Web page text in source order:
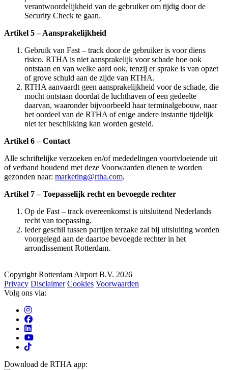
verantwoordelijkheid van de gebruiker om tijdig door de
Security Check te gaan.
Artikel 5 – Aansprakelijkheid
Gebruik van Fast – track door de gebruiker is voor diens
risico. RTHA is niet aansprakelijk voor schade hoe ook
ontstaan en van welke aard ook, tenzij er sprake is van opzet
of grove schuld aan de zijde van RTHA.
RTHA aanvaardt geen aansprakelijkheid voor de schade, die
mocht ontstaan doordat de luchthaven of een gedeelte
daarvan, waaronder bijvoorbeeld haar terminalgebouw, naar
het oordeel van de RTHA of enige andere instantie tijdelijk
niet ter beschikking kan worden gesteld.
Artikel 6 – Contact
Alle schriftelijke verzoeken en/of mededelingen voortvloeiende uit
of verband houdend met deze Voorwaarden dienen te worden
gezonden naar: marketing@rtha.com.
Artikel 7 – Toepasselijk recht en bevoegde rechter
Op de Fast – track overeenkomst is uitsluitend Nederlands
recht van toepassing.
Ieder geschil tussen partijen terzake zal bij uitsluiting worden
voorgelegd aan de daartoe bevoegde rechter in het
arrondissement Rotterdam.
Copyright Rotterdam Airport B.V. 2026
Privacy Disclaimer Cookies Voorwaarden
Volg ons via:
Download de RTHA app: